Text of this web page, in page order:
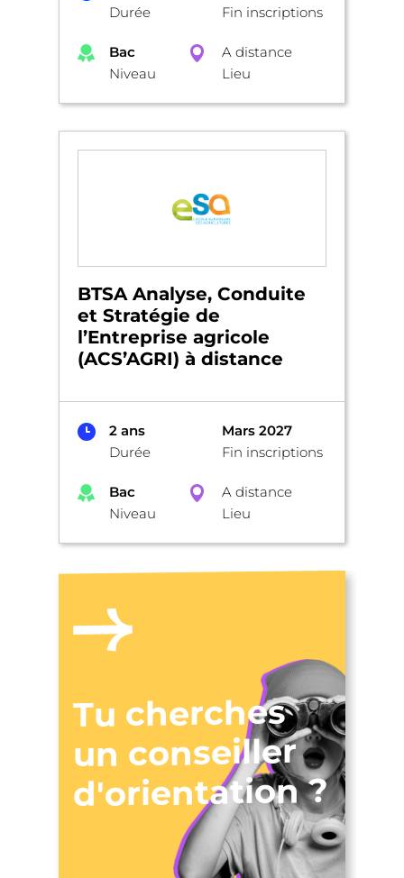
Durée
Fin inscriptions
Bac
Niveau
A distance
Lieu
BTSA Analyse, Conduite
et Stratégie de
l’Entreprise agricole
(ACS’AGRI) à distance
2 ans
Durée
Mars 2027
Fin inscriptions
Bac
Niveau
A distance
Lieu
Tu cherches
un conseiller
d'orientation ?